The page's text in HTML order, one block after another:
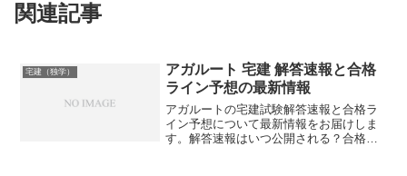
関連記事
宅建（独学）
アガルート 宅建 解答速報と合格
ライン予想の最新情報
アガルートの宅建試験解答速報と合格ラ
イン予想について最新情報をお届けしま
す。解答速報はいつ公開される？合格ラ